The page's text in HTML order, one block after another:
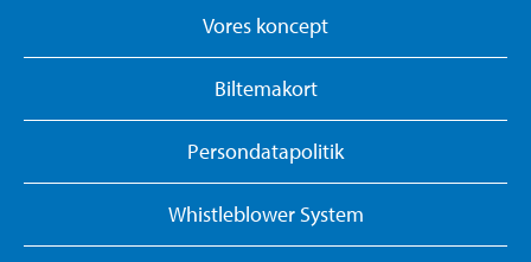
Vores koncept
Biltemakort
Persondatapolitik
Whistleblower System